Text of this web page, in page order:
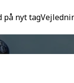
på nyt tag